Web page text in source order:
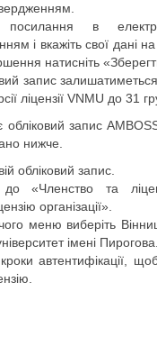
посилання в
і вкажіть свої дані на
натисніть
запис
ліцензії VNMU до 31
запис
нижче.
обліковий запис.
до «Членство та
організації».
меню виберіть
імені Пирогова.
автентифікації,